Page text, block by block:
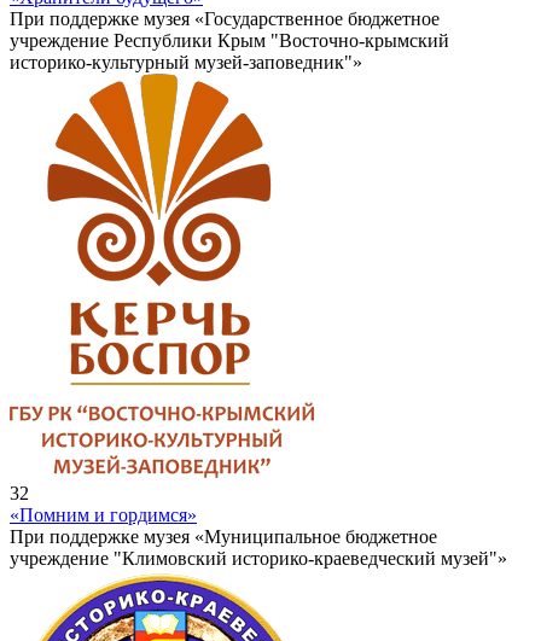
При поддержке музея «Государственное бюджетное
учреждение Республики Крым "Восточно-крымский
историко-культурный музей-заповедник"»
32
«Помним и гордимся»
При поддержке музея «Муниципальное бюджетное
учреждение "Климовский историко-краеведческий музей"»